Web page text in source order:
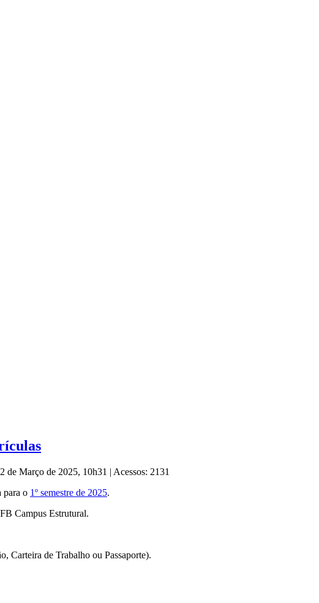
de Março de 2025, 10h31 | Acessos: 2131
para o 1º semestre de 2025.
Campus Estrutural.
Carteira de Trabalho ou Passaporte).